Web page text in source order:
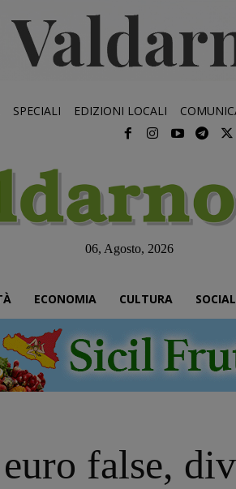
SPECIALI EDIZIONI LOCALI
06, Agosto, 2026
ECONOMIA CULTURA
false,